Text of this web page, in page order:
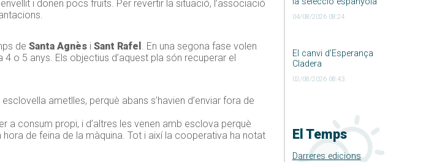
04/08/2026 08:24
El canvi d’Esperança
Cladera
02/08/2026 08:43
El Temps
Darreres edicions
i donen pocs fruits. Per revertir la situació, l’associació
de Santa Agnès i Sant Rafel . En una segona fase volen
o 5 anys. Els objectius d’aquest pla són recuperar el
ametlles, perquè abans s’havien d’enviar fora de
consum propi, i d’altres les venen amb esclova perquè
de feina de la màquina. Tot i així la cooperativa ha notat